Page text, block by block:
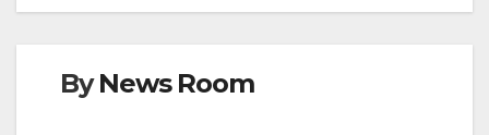
ByNews Room